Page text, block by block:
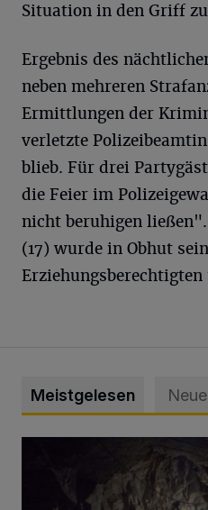
Situation in den Griff
Ergebnis des
neben mehreren
Ermittlungen der
verletzte
blieb. Für drei
die Feier im
nicht beruhigen
(17) wurde in Obhut
Erziehungsberechtigten
Meistgelesen